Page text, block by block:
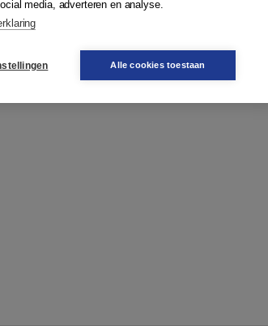
media, adverteren en analyse.
Alle cookies toestaan